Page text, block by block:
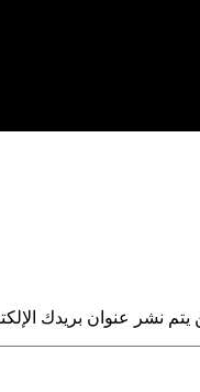
يتم نشر عنوان بريدك